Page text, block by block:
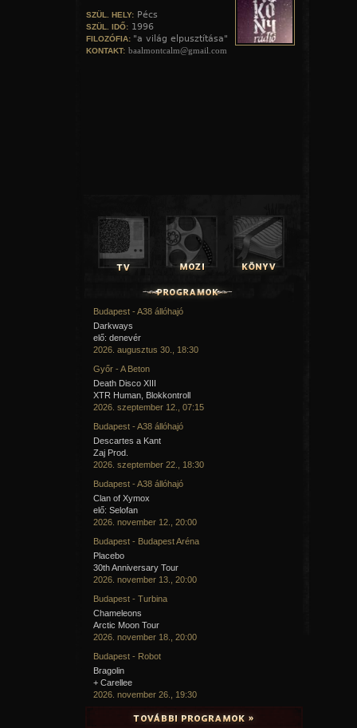
SZÜL. HELY: Pécs
SZÜL. IDŐ: 1996
FILOZÓFIA: "a világ elpusztítása"
KONTAKT: baalmontcalm@gmail.com
Budapest - A38 állóhajó
Darkways
elő: denevér
2026. augusztus 30., 18:30
Győr - A Beton
Death Disco XIII
XTR Human, Blokkontroll
2026. szeptember 12., 07:15
Budapest - A38 állóhajó
Descartes a Kant
Zaj Prod.
2026. szeptember 22., 18:30
Budapest - A38 állóhajó
Clan of Xymox
elő: Selofan
2026. november 12., 20:00
Budapest - Budapest Aréna
Placebo
30th Anniversary Tour
2026. november 13., 20:00
Budapest - Turbina
Chameleons
Arctic Moon Tour
2026. november 18., 20:00
Budapest - Robot
Bragolin
+ Carellee
2026. november 26., 19:30